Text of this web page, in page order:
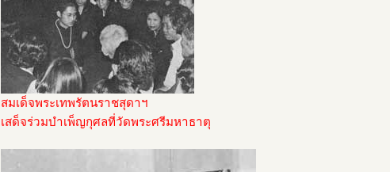
สมเด็จพระเทพรัตนราชสุดาฯ
เสด็จร่วมบำเพ็ญกุศลที่วัดพระศรีมหาธาตุ